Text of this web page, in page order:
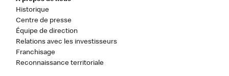
Historique
Centre de presse
Équipe de direction
Relations avec les investisseurs
Franchisage
Reconnaissance territoriale